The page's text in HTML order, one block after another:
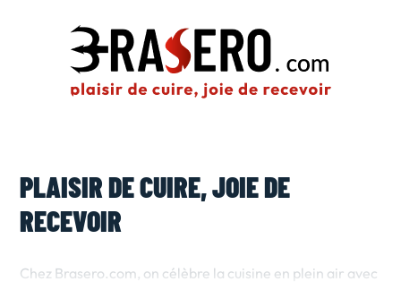
PLAISIR DE CUIRE, JOIE DE
RECEVOIR
Chez Brasero.com, on célèbre la cuisine en plein air avec